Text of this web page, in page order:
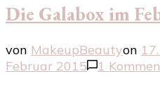
Die Galabox im
von MakeupBeautyon
Februar 2015
1